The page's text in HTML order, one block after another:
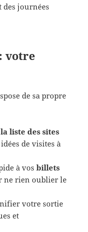
journées
votre
de sa propre
la liste des sites
de visites à
à vosbillets
ne rien oublier le
votre sortie
et